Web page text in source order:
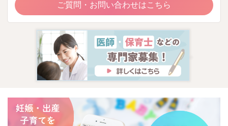
ご質問・お問い合わせはこちら